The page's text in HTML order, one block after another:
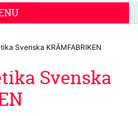
Svenska KRÄMFABRIKEN
Svenska